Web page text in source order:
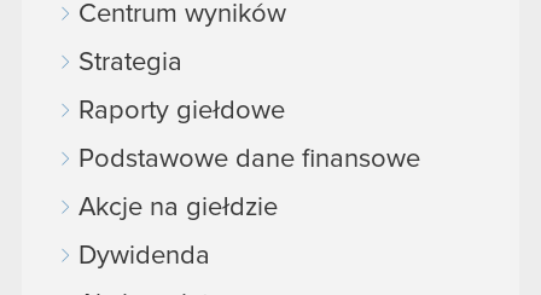
Centrum wyników
Strategia
Raporty giełdowe
Podstawowe dane finansowe
Akcje na giełdzie
Dywidenda